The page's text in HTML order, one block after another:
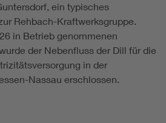
ein typisches
Rehbach-Kraftwerksgruppe.
in Betrieb genommenen
der Nebenfluss der Dill für die
in der
Nassau erschlossen.